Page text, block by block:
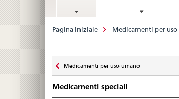
Breadcrumb
Pagina iniziale Medicamenti per
zu
Medicamenti per uso umano
Medicamenti speciali